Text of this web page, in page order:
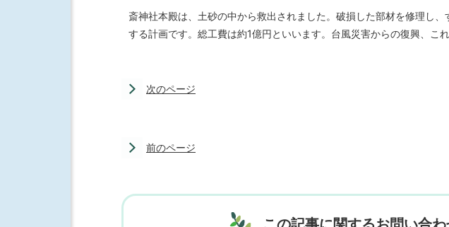
斎神社本殿は、土砂の中から救出されました。破損した部材を修理し
する計画です。総工費は約1億円といいます。台風災害からの復興、こ
次のページ
前のページ